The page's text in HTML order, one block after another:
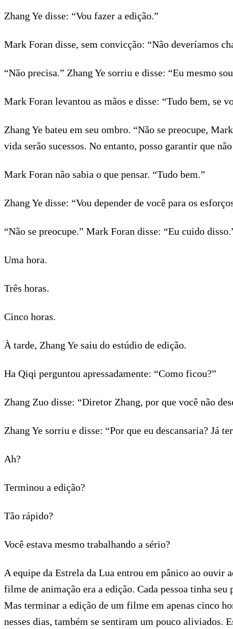
Zhang Ye disse: “Vou fazer a edição.”
Mark Foran disse, sem convicção: “Não deveríamos
“Não precisa.” Zhang Ye sorriu e disse: “Eu mesmo
Mark Foran levantou as mãos e disse: “Tudo bem, se
Zhang Ye bateu em seu ombro. “Não se preocupe,
vida serão sucessos. No entanto, posso garantir que
Mark Foran não sabia o que pensar. “Tudo bem.”
Zhang Ye disse: “Vou depender de você para os
“Não se preocupe.” Mark Foran disse: “Eu cuido
Uma hora.
Três horas.
Cinco horas.
À tarde, Zhang Ye saiu do estúdio de edição.
Ha Qiqi perguntou apressadamente: “Como ficou?”
Zhang Zuo disse: “Diretor Zhang, por que você não
Zhang Ye sorriu e disse: “Por que eu descansaria? Já
Ah?
Terminou a edição?
Tão rápido?
Você estava mesmo trabalhando a sério?
A equipe da Estrela da Lua entrou em pânico ao ouvir
filme de animação era a edição. Cada pessoa tinha
Mas terminar a edição de um filme em apenas cinco
nesses dias, também se sentiram um pouco aliviados.